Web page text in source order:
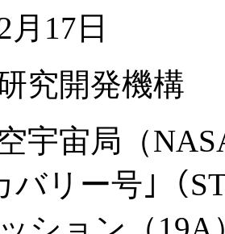
月17日
究開発機構
宇宙局（
バリー号｣（